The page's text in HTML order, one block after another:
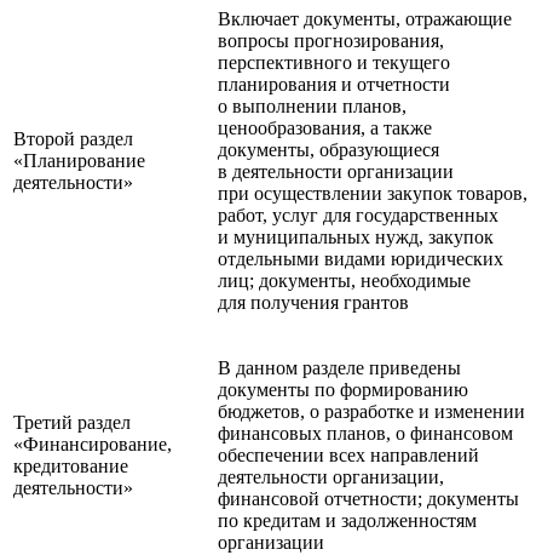
Второй раздел
«Планирование
деятельности»
Включает документы, отражающие
вопросы прогнозирования,
перспективного и текущего
планирования и отчетности
о выполнении планов,
ценообразования, а также
документы, образующиеся
в деятельности организации
при осуществлении закупок товаров,
работ, услуг для государственных
и муниципальных нужд, закупок
отдельными видами юридических
лиц; документы, необходимые
для получения грантов
Третий раздел
«Финансирование,
кредитование
деятельности»
В данном разделе приведены
документы по формированию
бюджетов, о разработке и изменении
финансовых планов, о финансовом
обеспечении всех направлений
деятельности организации,
финансовой отчетности; документы
по кредитам и задолженностям
организации